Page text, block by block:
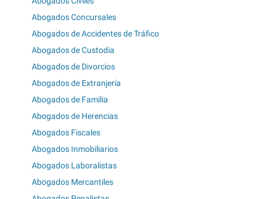
Abogados Concursales
Abogados de Accidentes de Tráfico
Abogados de Custodia
Abogados de Divorcios
Abogados de Extranjería
Abogados de Familia
Abogados de Herencias
Abogados Fiscales
Abogados Inmobiliarios
Abogados Laboralistas
Abogados Mercantiles